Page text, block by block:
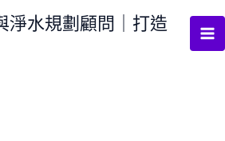
淨水規劃顧問｜打造